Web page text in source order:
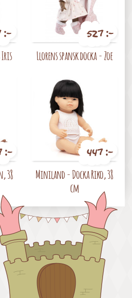
:-
Iris
527 :-
Llorens spansk docka - Zoe
:-
38
447 :-
Miniland - Docka Riko, 38
cm